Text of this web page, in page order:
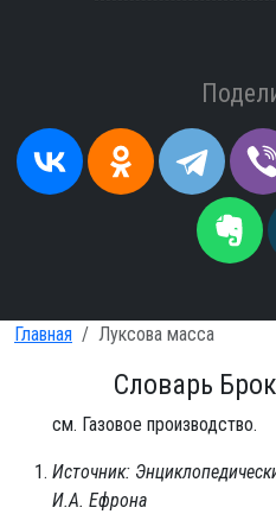
Главная Луксова масса
Словарь
см. Газовое производство.
Источник:
И.А. Ефрона